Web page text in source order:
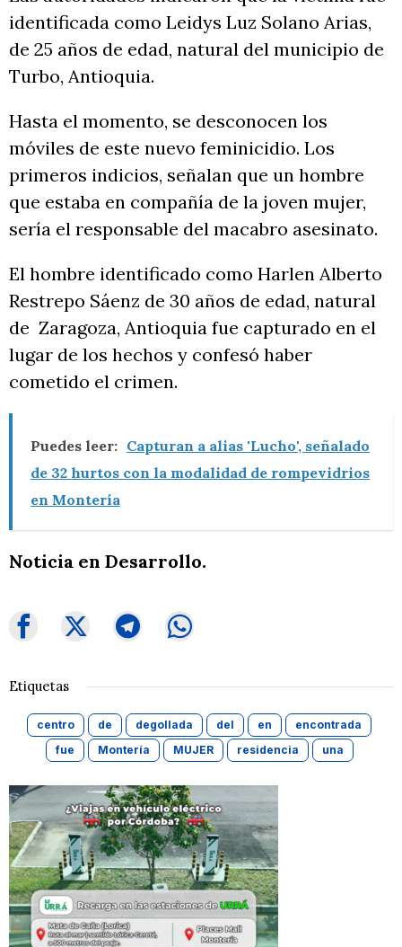
identificada como Leidys Luz Solano Arias,
de 25 años de edad, natural del municipio de
Turbo, Antioquia.
Hasta el momento, se desconocen los
móviles de este nuevo feminicidio. Los
primeros indicios, señalan que un hombre
que estaba en compañía de la joven mujer,
sería el responsable del macabro asesinato.
El hombre identificado como Harlen Alberto
Restrepo Sáenz de 30 años de edad, natural
de Zaragoza, Antioquia fue capturado en el
lugar de los hechos y confesó haber
cometido el crimen.
Puedes leer: Capturan a alias 'Lucho', señalado
de 32 hurtos con la modalidad de rompevidrios
en Montería
Noticia en Desarrollo.
Etiquetas
centro de degollada del en
encontrada
fue
Montería MUJER residencia una